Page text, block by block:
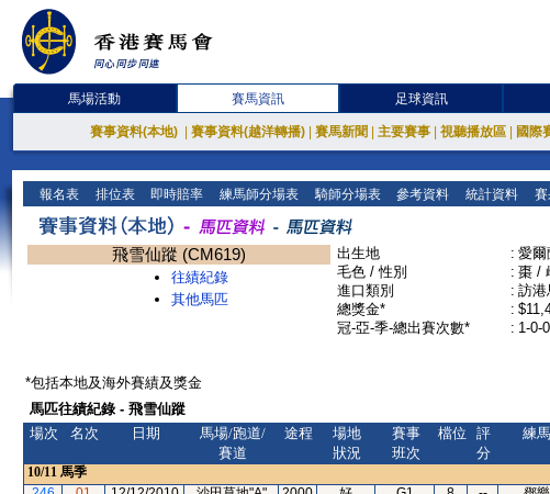
馬場活動 賽馬資訊 足球資訊
賽事資料(本地) 賽事資料(越洋轉播) 賽馬新聞 主要賽事 視聽播放區 國際
報名表 排位表 即時賠率 練馬師分場表 騎師分場表 參考資料 統計資料
飛雪仙蹤 (CM619)
往績紀錄
其他馬匹
出生地 : 愛爾
毛色 / 性別
: 棗 /
進口類別
: 訪港
總獎金*
:
冠-亞-季-總出賽次數*
: 1-0-
*包括本地及海外賽績及獎金
馬匹往績紀錄 - 飛雪仙蹤
場次
名次 日期
馬場/跑道/
賽道
途程
場地
狀況
賽事
班次
檔位
評
分
練
10/11 馬季